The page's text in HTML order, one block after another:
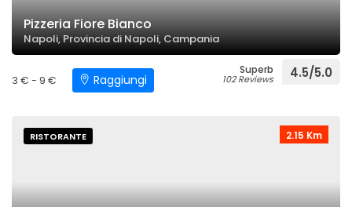
Pizzeria Fiore Bianco
Napoli, Provincia di Napoli, Campania
3 € - 9 € Raggiungi
Superb
102 Reviews 4.5/5.0
2.15 Km
RISTORANTE